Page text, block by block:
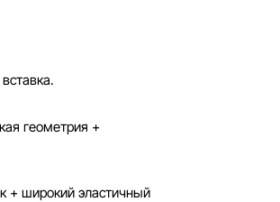
геометрия +
+ широкий эластичный